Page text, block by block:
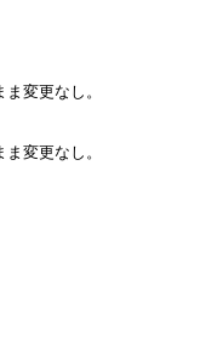
変更なし。
変更なし。